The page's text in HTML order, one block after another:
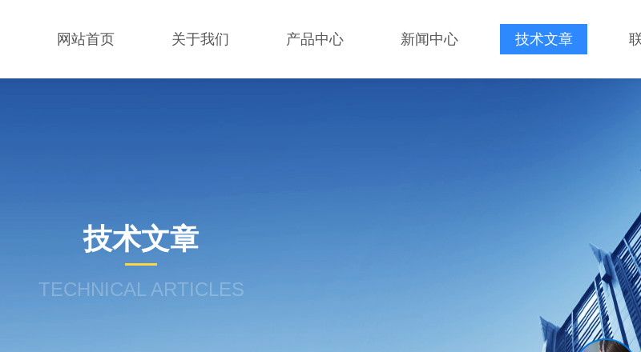
网站首页 关于我们 产品中心 新闻中心 技术文章
技术文章
TECHNICAL ARTICLES